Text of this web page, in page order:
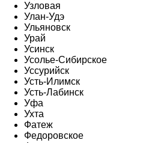
Узловая
Улан-Удэ
Ульяновск
Урай
Усинск
Усолье-Сибирское
Уссурийск
Усть-Илимск
Усть-Лабинск
Уфа
Ухта
Фатеж
Федоровское